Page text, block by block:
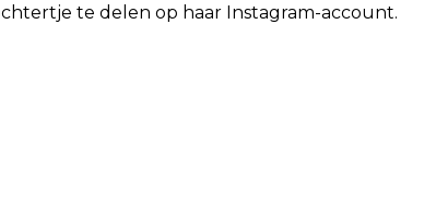
te delen op haar Instagram-account.